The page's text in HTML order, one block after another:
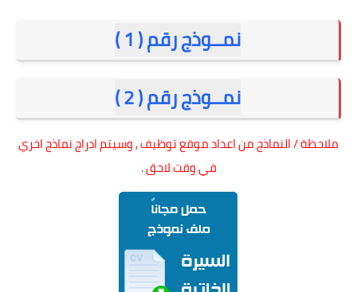
نمــوذج رقم ( 1 )
نمــوذج رقم ( 2 )
ملاحظة / النماذج من اعداد موقع توظيف , وسيتم ادراج نماذج اخري
في وقت لاحق .